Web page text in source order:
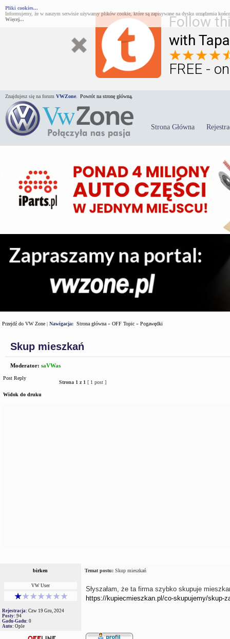
Follow
with
FREE -
Pliki cookies...
Informujemy, że w naszym serwisie używamy plików cookie, które są zapisywane na dysku urządzenia
Więcej...
Znajdujesz się na forum VWZone Powrót na stronę główną.
Strona Główna
Przejdź do VW Zone | Nawigacja: Strona główna » OFF Topic » Pogawędki
Skup mieszkań
Moderator: saVWas
Post Reply
Strona 1 z 1 [ 1 post ]
Widok do druku
birken Temat postu: Skup mieszkań
VW User
Rejestracja: Czw 19 Gru, 2024
Posty: 94
Gadu-Gadu: 0
Auto: Ople
Słyszałam, że ta firma szybko skupuje
https://kupiecmieszkan.pl/co-skupujemy/skup-